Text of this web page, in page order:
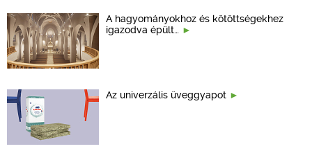
A hagyományokhoz és kötöttségekhez
igazodva épült…
Az univerzális üveggyapot